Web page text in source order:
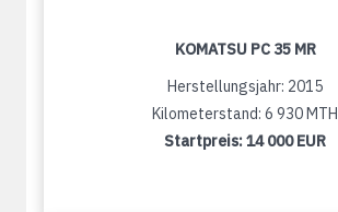
KOMATSU PC 35 MR
Herstellungsjahr: 2015
Kilometerstand: 6 930 MTH
Startpreis:14 000 EUR